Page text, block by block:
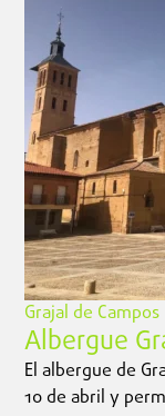
Grajal de Campos
Albergue
El albergue de
10 de abril y